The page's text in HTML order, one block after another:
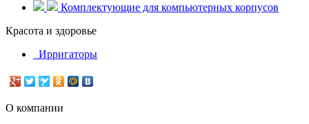
Комплектующие для компьютерных корпусов
Красота и здоровье
Ирригаторы
О компании